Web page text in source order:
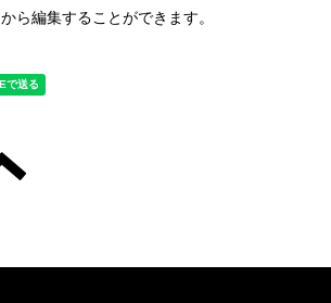
から編集することができます。